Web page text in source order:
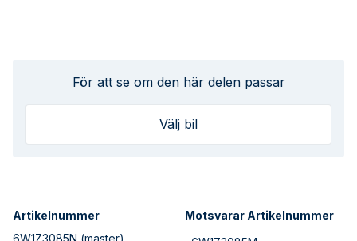
För att se om den här delen passar
Välj bil
Artikelnummer
6W1Z3085N (master)
Motsvarar Artikelnummer